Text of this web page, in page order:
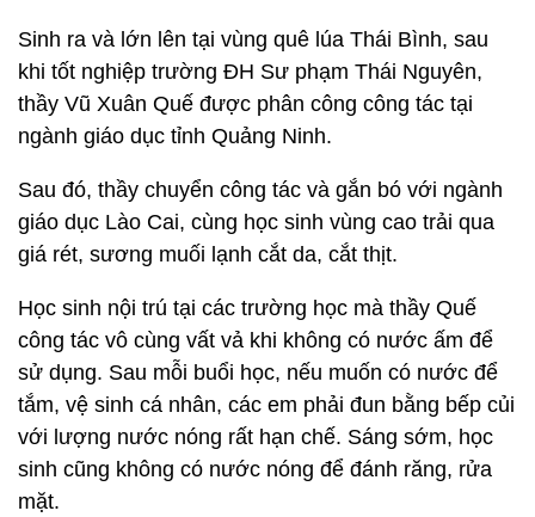
Sinh ra và lớn lên tại vùng quê lúa Thái Bình, sau
khi tốt nghiệp trường ĐH Sư phạm Thái Nguyên,
thầy Vũ Xuân Quế được phân công công tác tại
ngành giáo dục tỉnh Quảng Ninh.
Sau đó, thầy chuyển công tác và gắn bó với ngành
giáo dục Lào Cai, cùng học sinh vùng cao trải qua
giá rét, sương muối lạnh cắt da, cắt thịt.
Học sinh nội trú tại các trường học mà thầy Quế
công tác vô cùng vất vả khi không có nước ấm để
sử dụng. Sau mỗi buổi học, nếu muốn có nước để
tắm, vệ sinh cá nhân, các em phải đun bằng bếp củi
với lượng nước nóng rất hạn chế. Sáng sớm, học
sinh cũng không có nước nóng để đánh răng, rửa
mặt.